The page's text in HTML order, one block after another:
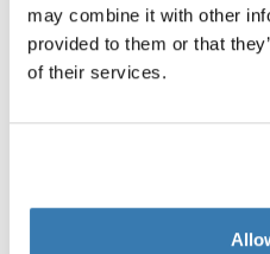
may combine it with other
provided to them or that
of their services.